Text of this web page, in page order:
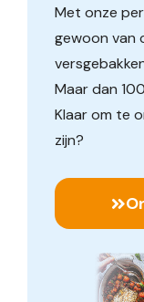
Met onze
gewoon van
Maar dan
Klaar om te
zijn?